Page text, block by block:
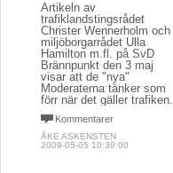
Artikeln av
trafiklandstingsrådet
Christer Wennerholm och
miljöborgarrådet Ulla
Hamilton m.fl. på SvD
Brännpunkt den 3 maj
visar att de "nya"
Moderaterna tänker som
förr när det gäller trafiken.
Kommentarer
ÅKE ASKENSTEN
2009-05-05 10:39:00